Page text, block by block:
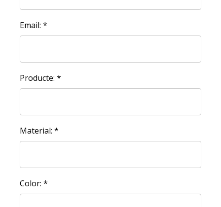
Email: *
Producte: *
Material: *
Color: *